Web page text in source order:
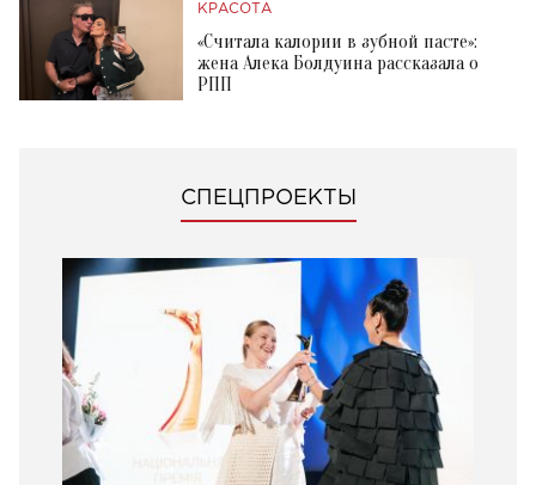
КРАСОТА
«Считала калории в зубной пасте»:
жена Алека Болдуина рассказала о
РПП
СПЕЦПРОЕКТЫ